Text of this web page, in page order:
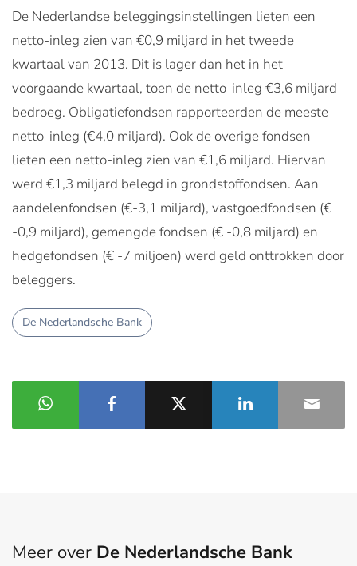
De Nederlandse beleggingsinstellingen lieten een
netto-inleg zien van €0,9 miljard in het tweede
kwartaal van 2013. Dit is lager dan het in het
voorgaande kwartaal, toen de netto-inleg €3,6 miljard
bedroeg. Obligatiefondsen rapporteerden de meeste
netto-inleg (€4,0 miljard). Ook de overige fondsen
lieten een netto-inleg zien van €1,6 miljard. Hiervan
werd €1,3 miljard belegd in grondstoffondsen. Aan
aandelenfondsen (€-3,1 miljard), vastgoedfondsen (€
-0,9 miljard), gemengde fondsen (€ -0,8 miljard) en
hedgefondsen (€ -7 miljoen) werd geld onttrokken door
beleggers.
De Nederlandsche Bank
Meer over De Nederlandsche Bank